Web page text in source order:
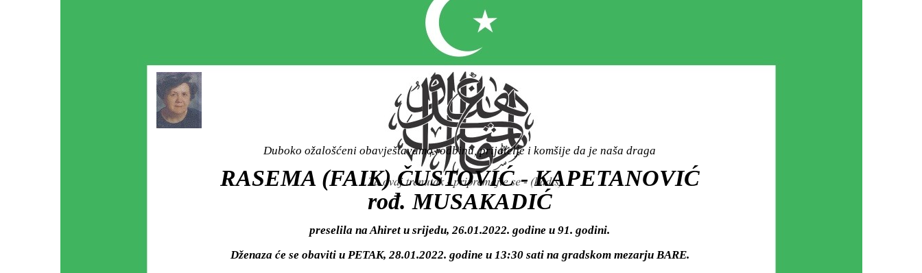
Duboko ožalošćeni obavještavamo rodbinu, prijatelje i komšije da je naša draga
RASEMA (FAIK) ČUSTOVIĆ - KAPETANOVIĆ
rođ. MUSAKADIĆ
preselila na Ahiret u srijedu, 26.01.2022. godine u 91. godini.
Dženaza će se obaviti u PETAK, 28.01.2022. godine u 13:30 sati na gradskom mezarju BARE.